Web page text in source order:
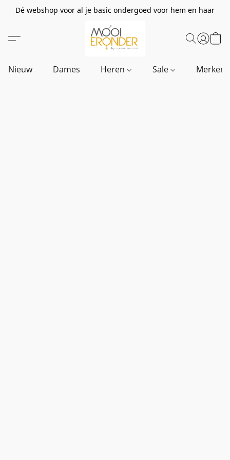
Dé webshop voor al je basic ondergoed voor hem en haar
Nieuw Dames Heren Sale Merken